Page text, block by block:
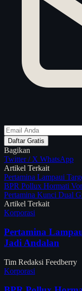
Daftar Gratis
Bagikan
Twitter / X WhatsApp
Artikel Terkait
Pertamina Lampaui
BPR Pollux Hormati
Pertamina Kunci Dual
Artikel Terkait
Korporasi
Pertamina
Jadi Andalan
Tim Redaksi Feedberry
Korporasi